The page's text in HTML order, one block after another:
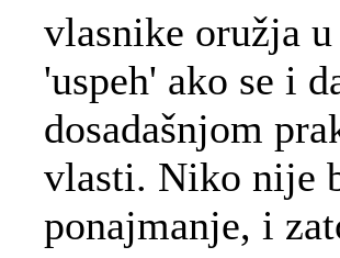
vlasnike oružja
'uspeh' ako se i
dosadašnjom
vlasti. Niko nije
ponajmanje, i